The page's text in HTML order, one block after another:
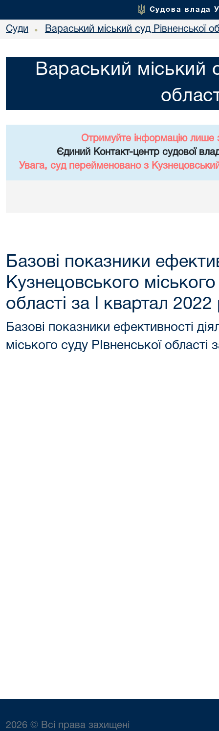
Судова влада
Суди • Вараський міський суд Рівненської
Вараський міський
Отримуйте інформацію лише
Єдиний Контакт-центр судової
Увага, суд перейменовано з Кузнецовський
Базові показники
Кузнецовського
області за І квартал 2022
Базові показники ефективності
міського суду РІвненської області
2026 © Всі права захищені